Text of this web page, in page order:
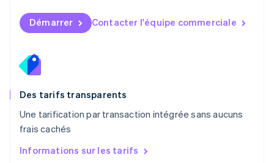
Démarrer Contacter l'équipe commerciale
Des tarifs transparents
Une tarification par transaction intégrée sans aucuns
frais cachés
Informations sur les tarifs
English
Nouvelle-Zélande
Pays-Bas
Nederlands
English
PortuguêsEnglish
R.A.S. de Hong Kong, Chine
English